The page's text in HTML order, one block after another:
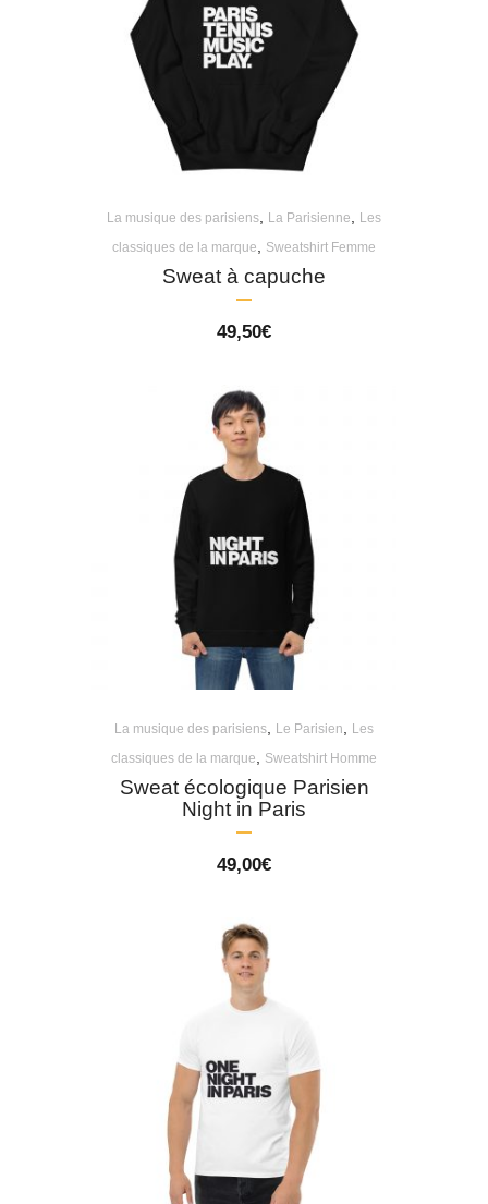
La musique des parisiens La Parisienne
Les
classiques de la marque
Sweatshirt Femme
Sweat à capuche
49,50€
La musique des parisiens Le Parisien
Les
classiques de la marque
Sweatshirt Homme
Sweat écologique Parisien
Night in Paris
49,00€